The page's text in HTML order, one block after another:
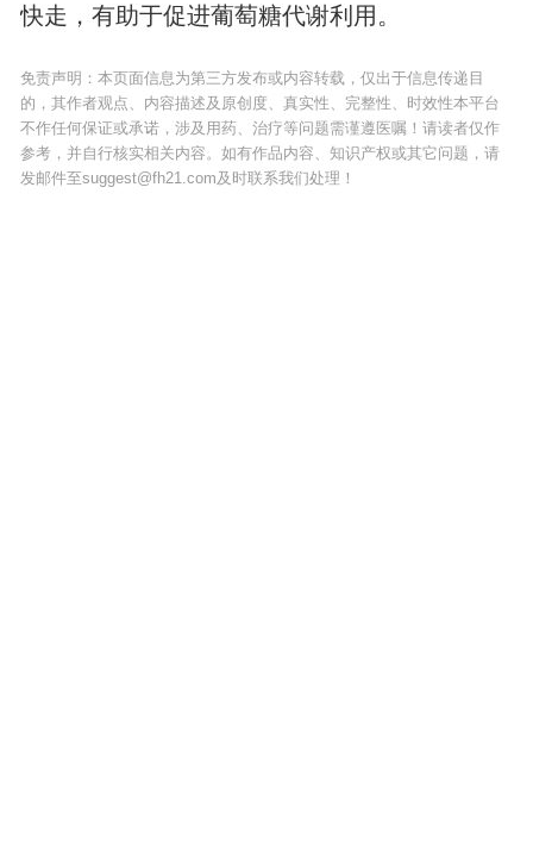
快走，有助于促进葡萄糖代谢利用。
免责声明：本页面信息为第三方发布或内容转载，仅出于信息传递目
的，其作者观点、内容描述及原创度、真实性、完整性、时效性本平台
不作任何保证或承诺，涉及用药、治疗等问题需谨遵医嘱！请读者仅作
参考，并自行核实相关内容。如有作品内容、知识产权或其它问题，请
发邮件至suggest@fh21.com及时联系我们处理！